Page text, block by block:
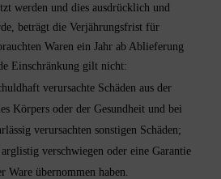
werden und dies ausdrücklich und
beträgt die Verjährungsfrist für
Waren ein Jahr ab Ablieferung
Einschränkung gilt nicht:
verursachte Schäden aus der
Körpers oder der Gesundheit und bei
verursachten sonstigen Schäden;
verschwiegen oder eine Garantie
Ware übernommen haben.